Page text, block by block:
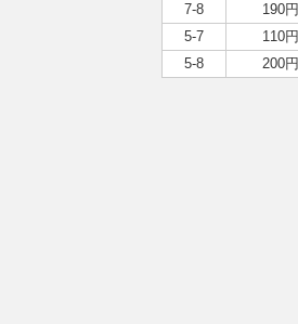
7-8
190円
5-7
110円
5-8
200円